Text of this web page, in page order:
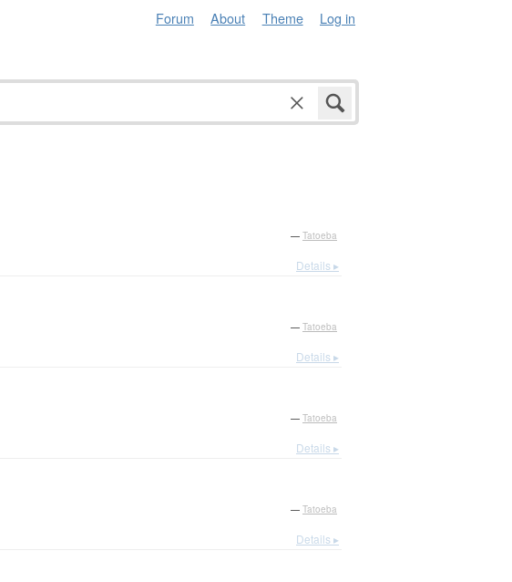
Forum About Theme Log in
— Tatoeba
Details ▸
— Tatoeba
Details ▸
— Tatoeba
Details ▸
— Tatoeba
Details ▸